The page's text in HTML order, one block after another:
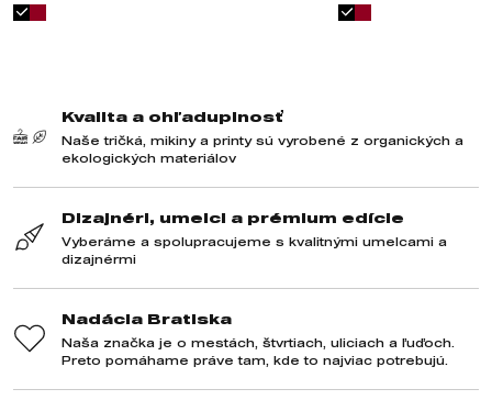
Kvalita a ohľaduplnosť
Naše tričká, mikiny a printy sú vyrobené z organických a
ekologických materiálov
Dizajnéri, umelci a prémium edície
Vyberáme a spolupracujeme s kvalitnými umelcami a
dizajnérmi
Nadácia Bratiska
Naša značka je o mestách, štvrtiach, uliciach a ľuďoch.
Preto pomáhame práve tam, kde to najviac potrebujú.